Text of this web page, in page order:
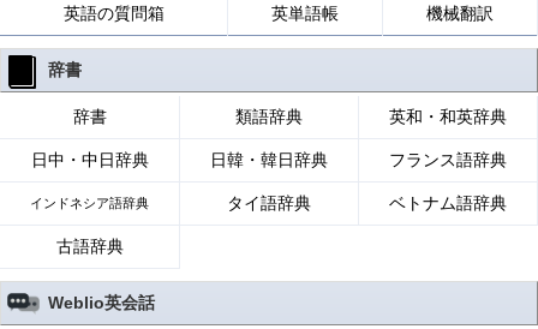
英語の質問箱 英単語帳 機械翻訳
辞書
辞書 類語辞典 英和・和英辞典
日中・中日辞典 日韓・韓日辞典 フランス語辞典
インドネシア語辞典 タイ語辞典 ベトナム語辞典
古語辞典
Weblio英会話